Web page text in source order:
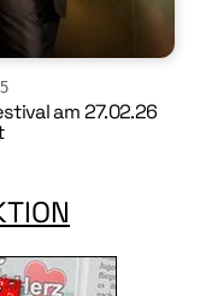
am 27.02.26